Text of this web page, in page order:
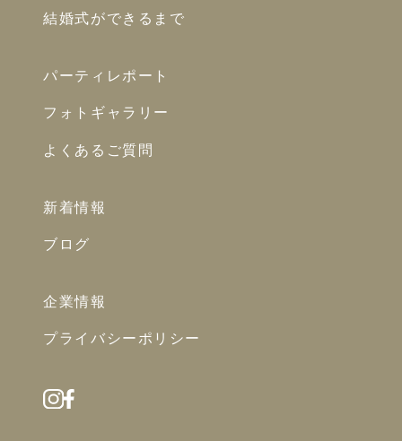
結婚式ができるまで
パーティレポート
フォトギャラリー
よくあるご質問
新着情報
ブログ
企業情報
プライバシーポリシー